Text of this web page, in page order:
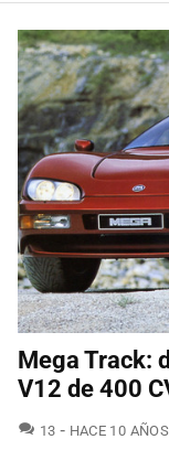
Mega Track:
V12 de 400
13 COMENTARIOS
HACE 10 AÑOS